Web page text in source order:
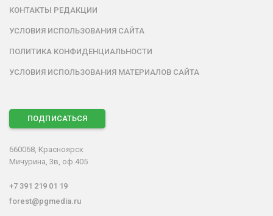
КОНТАКТЫ РЕДАКЦИИ
УСЛОВИЯ ИСПОЛЬЗОВАНИЯ САЙТА
ПОЛИТИКА КОНФИДЕНЦИАЛЬНОСТИ
УСЛОВИЯ ИСПОЛЬЗОВАНИЯ МАТЕРИАЛОВ САЙТА
ПОДПИСАТЬСЯ
660068, Красноярск
Мичурина, 3в, оф.405
+7 391 219 01 19
forest@pgmedia.ru